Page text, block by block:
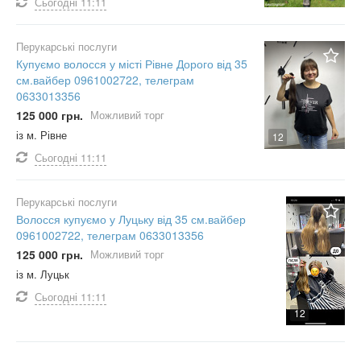
12
Перукарські послуги
Купуємо волосся у місті Рівне Дорого від 35
см.вайбер 0961002722, телеграм
0633013356
125 000 грн. Можливий торг
із м. Рівне
Сьогодні 11:11
12
Перукарські послуги
Волосся купуємо у Луцьку від 35 см.вайбер
0961002722, телеграм 0633013356
125 000 грн. Можливий торг
із м. Луцьк
Сьогодні 11:11